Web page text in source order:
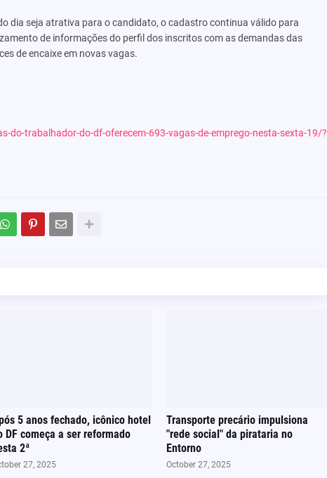
dia seja atrativa para o candidato, o cadastro continua válido para
de informações do perfil dos inscritos com as demandas das
de encaixe em novas vagas.
do-trabalhador-do-df-oferecem-693-vagas-de-emprego-nesta-sexta-19/?
5 anos fechado, icônico hotel
DF começa a ser reformado
2ª
27, 2025
Transporte precário impulsiona
"rede social" da pirataria no
Entorno
October 27, 2025